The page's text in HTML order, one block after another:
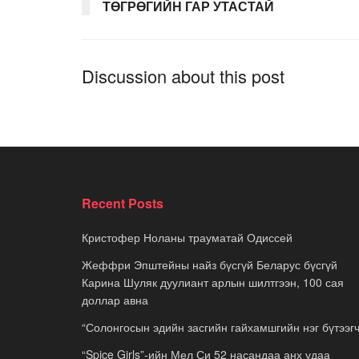
ТӨГРӨГИЙН ГАР УТАСТАЙ
Discussion about this post
Recent Posts
Кристофер Ноланы трауматай Одиссей
Жеффри Эпштейны найз бүсгүй Беларус бүсгүй
Карина Шуляк дуулиант арлын шилтгээн, 100 сая
доллар авна
“Солонгосын эдийн засгийн гайхамшгийн нэг
“Spice Girls”-ийн Мел Си 52 насандаа анх удаа